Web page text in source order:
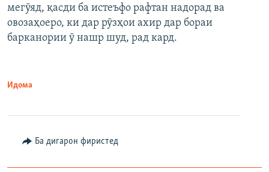
мегӯяд, қасди ба истеъфо рафтан надорад ва
овозаҳоеро, ки дар рӯзҳои ахир дар бораи
барканории ӯ нашр шуд, рад кард.
Идома
Ба дигарон фиристед